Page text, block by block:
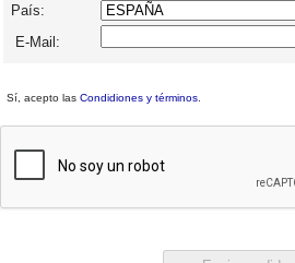
País:
E-Mail:
Sí, acepto las Condidiones y términos